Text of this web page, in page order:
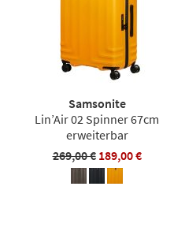
Samsonite
Lin’Air 02 Spinner 67cm
erweiterbar
269,00 € 189,00 €